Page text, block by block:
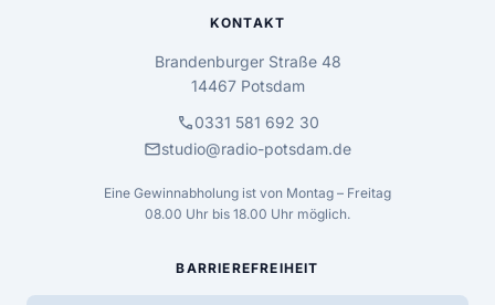
KONTAKT
Brandenburger Straße 48
14467 Potsdam
call0331 581 692 30
mailstudio@radio-potsdam.de
Eine Gewinnabholung ist von Montag – Freitag
08.00 Uhr bis 18.00 Uhr möglich.
BARRIEREFREIHEIT